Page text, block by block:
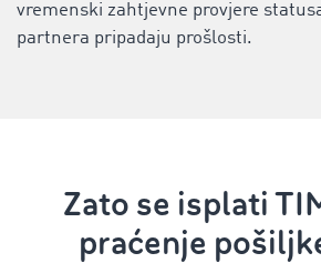
vremenski zahtjevne provjere
partnera pripadaju prošlosti.
Zato se isplati
praćenje